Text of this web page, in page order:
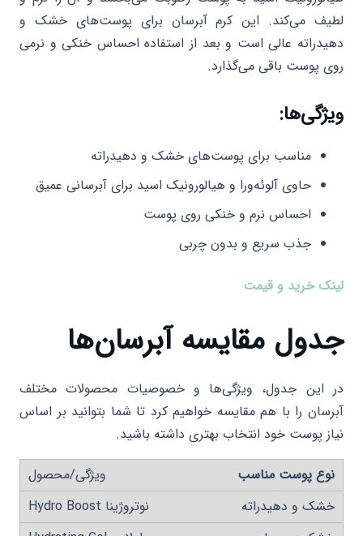
لطیف می‌کند. این کرم آبرسان برای پوست‌های خشک و
دهیدراته عالی است و بعد از استفاده احساس خنکی و نرمی
روی پوست باقی می‌گذارد.
ویژگی‌ها:
مناسب برای پوست‌های خشک و دهیدراته
حاوی آلوئه‌ورا و هیالورونیک اسید برای آبرسانی عمیق
احساس نرم و خنکی روی پوست
جذب سریع و بدون چربی
لینک خرید و قیمت
جدول مقایسه آبرسان‌ها
در این جدول، ویژگی‌ها و خصوصیات محصولات مختلف
آبرسان را با هم مقایسه خواهیم کرد تا شما بتوانید بر اساس
نیاز پوست خود انتخاب بهتری داشته باشید.
نوع پوست مناسب
خشک و دهیدراته